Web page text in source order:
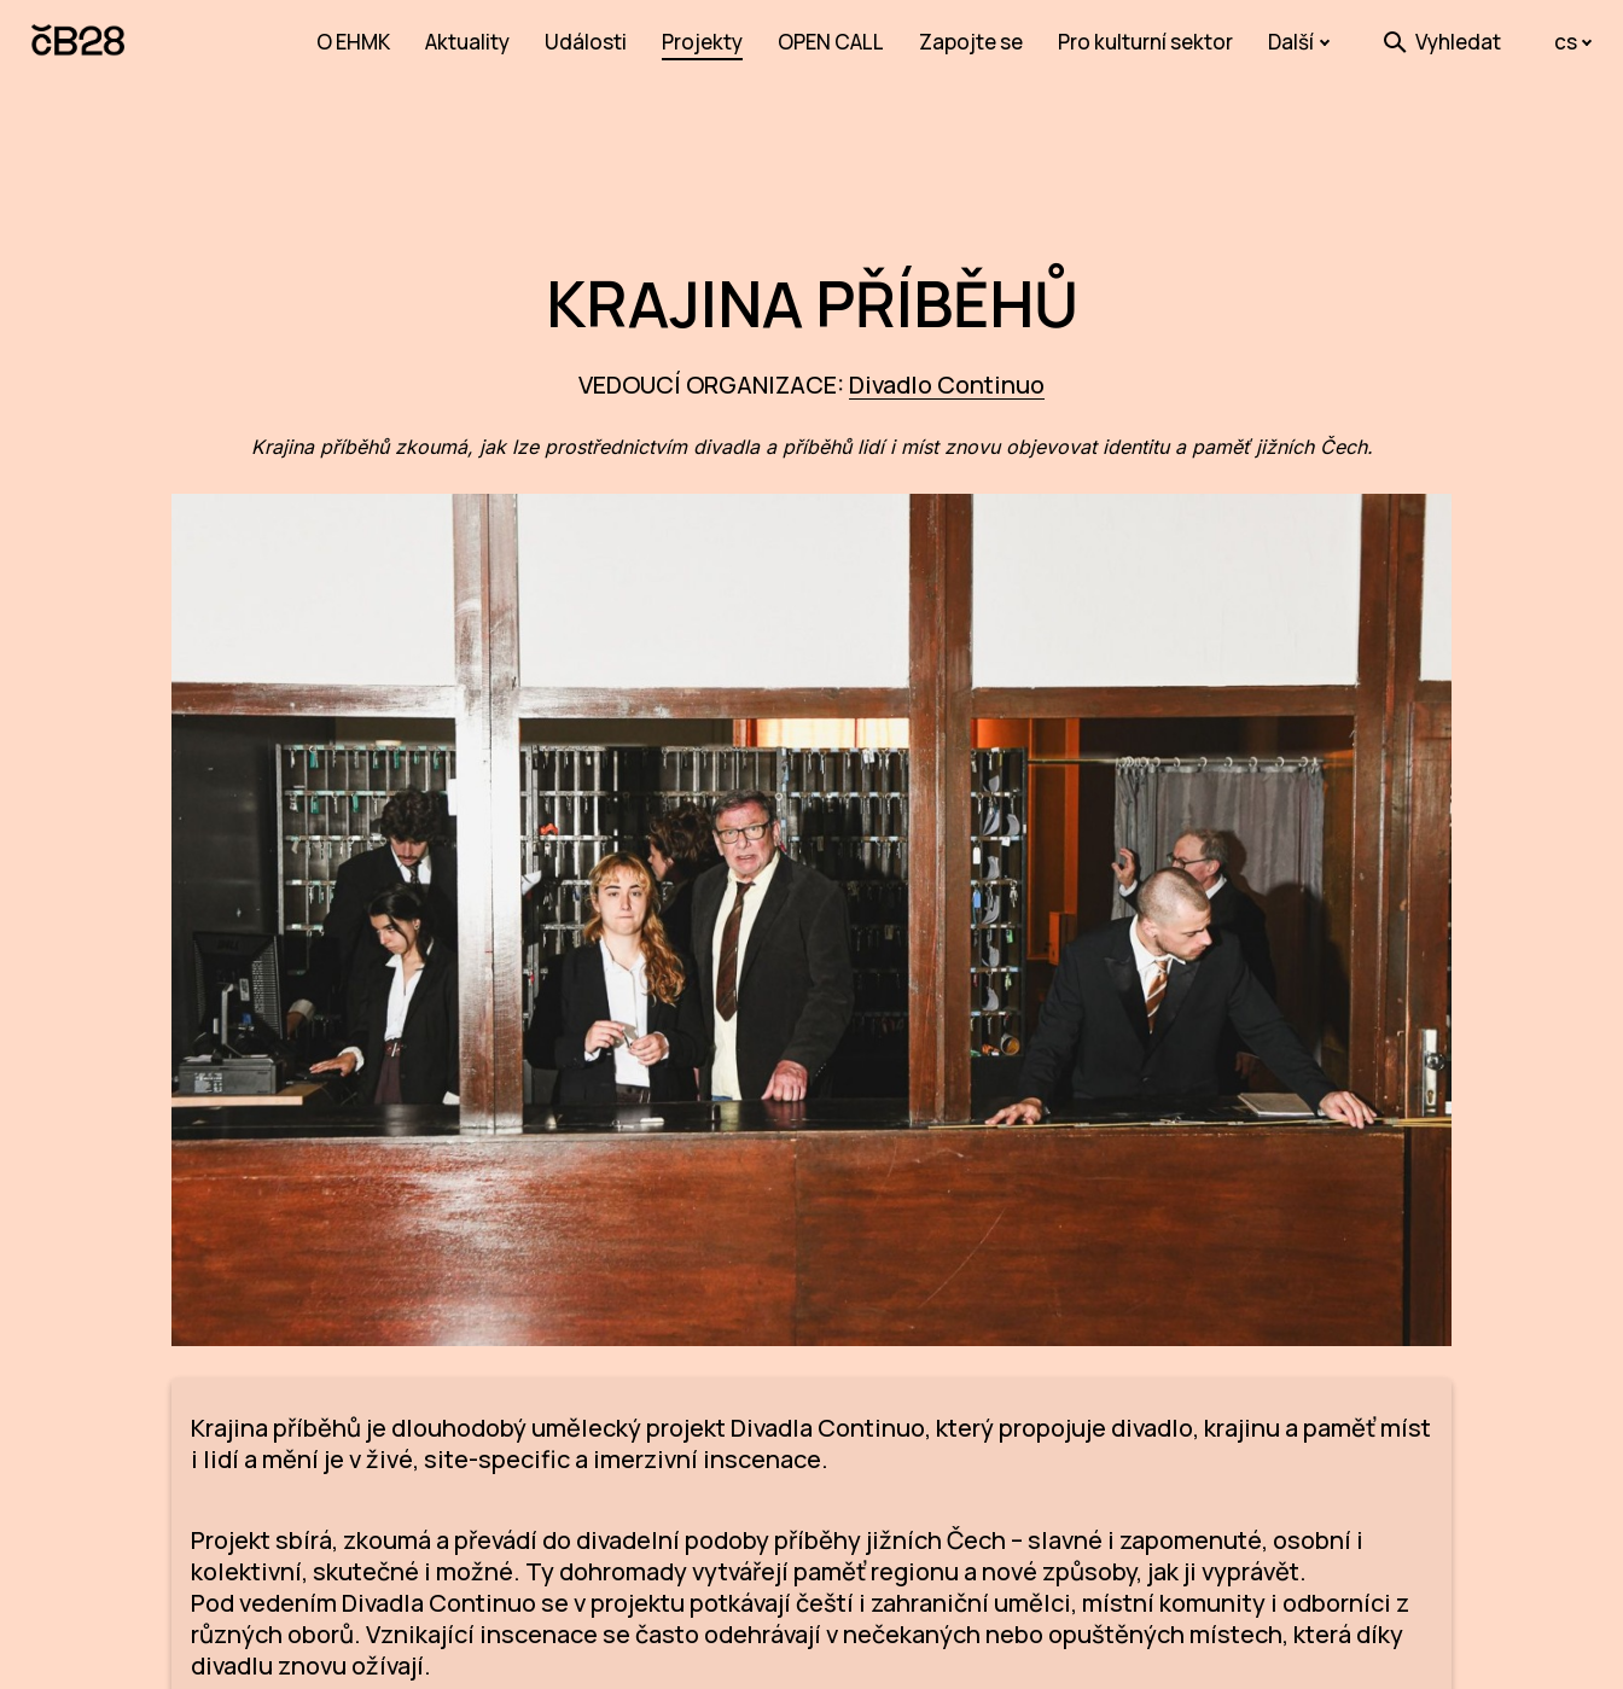
O EHMK Aktuality Události Projekty OPEN CALL Zapojte se Pro kulturní sektor Další Vyhledat cs
KRAJINA PŘÍBĚHŮ
VEDOUCÍ ORGANIZACE: Divadlo Continuo
Krajina příběhů zkoumá, jak lze prostřednictvím divadla a příběhů lidí i míst znovu objevovat identitu a paměť jižních Čech.
Krajina příběhů je dlouhodobý umělecký projekt Divadla Continuo, který propojuje divadlo, krajinu a paměť míst
i lidí a mění je v živé, site-specific a imerzivní inscenace.
Projekt sbírá, zkoumá a převádí do divadelní podoby příběhy jižních Čech – slavné i zapomenuté, osobní i
kolektivní, skutečné i možné. Ty dohromady vytvářejí paměť regionu a nové způsoby, jak ji vyprávět.
Pod vedením Divadla Continuo se v projektu potkávají čeští i zahraniční umělci, místní komunity i odborníci z
různých oborů. Vznikající inscenace se často odehrávají v nečekaných nebo opuštěných místech, která díky
divadlu znovu ožívají.